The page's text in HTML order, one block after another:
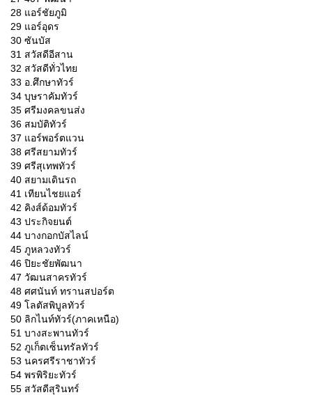
28 แอร์ชัยภูมิ
29 แอร์อุดร
30 ซันบัส
31 สวัสดีอีสาน
32 สวัสดีทั่วไทย
33 อ.ศึกษาทัวร์
34 บุษราคัมทัวร์
35 ศรีมงคลขนส่ง
36 สมบัติทัวร์
37 แอร์พอร์ตแวน
38 ศรีสยามทัวร์
39 ศรีสุเทพทัวร์
40 สยามเดินรถ
41 เทียนไชยแอร์
42 คิงส์ด้อมทัวร์
43 ประกิจยนต์
44 บางกอกบัสไลน์
45 ภูหลวงทัวร์
46 ปิยะชัยพัฒนา
47 วัฒนสาครทัวร์
48 ศศนันท์ ทรานสปอร์ต
49 โลตัสพิบูลทัวร์
50 ลิกไนท์ทัวร์(ภาคเหนือ)
51 บางสะพานทัวร์
52 ภูเก็ตเซ็นทรัลทัวร์
53 นครศรีราชาทัวร์
54 พรพิริยะทัวร์
55 สวัสดีสุรินทร์